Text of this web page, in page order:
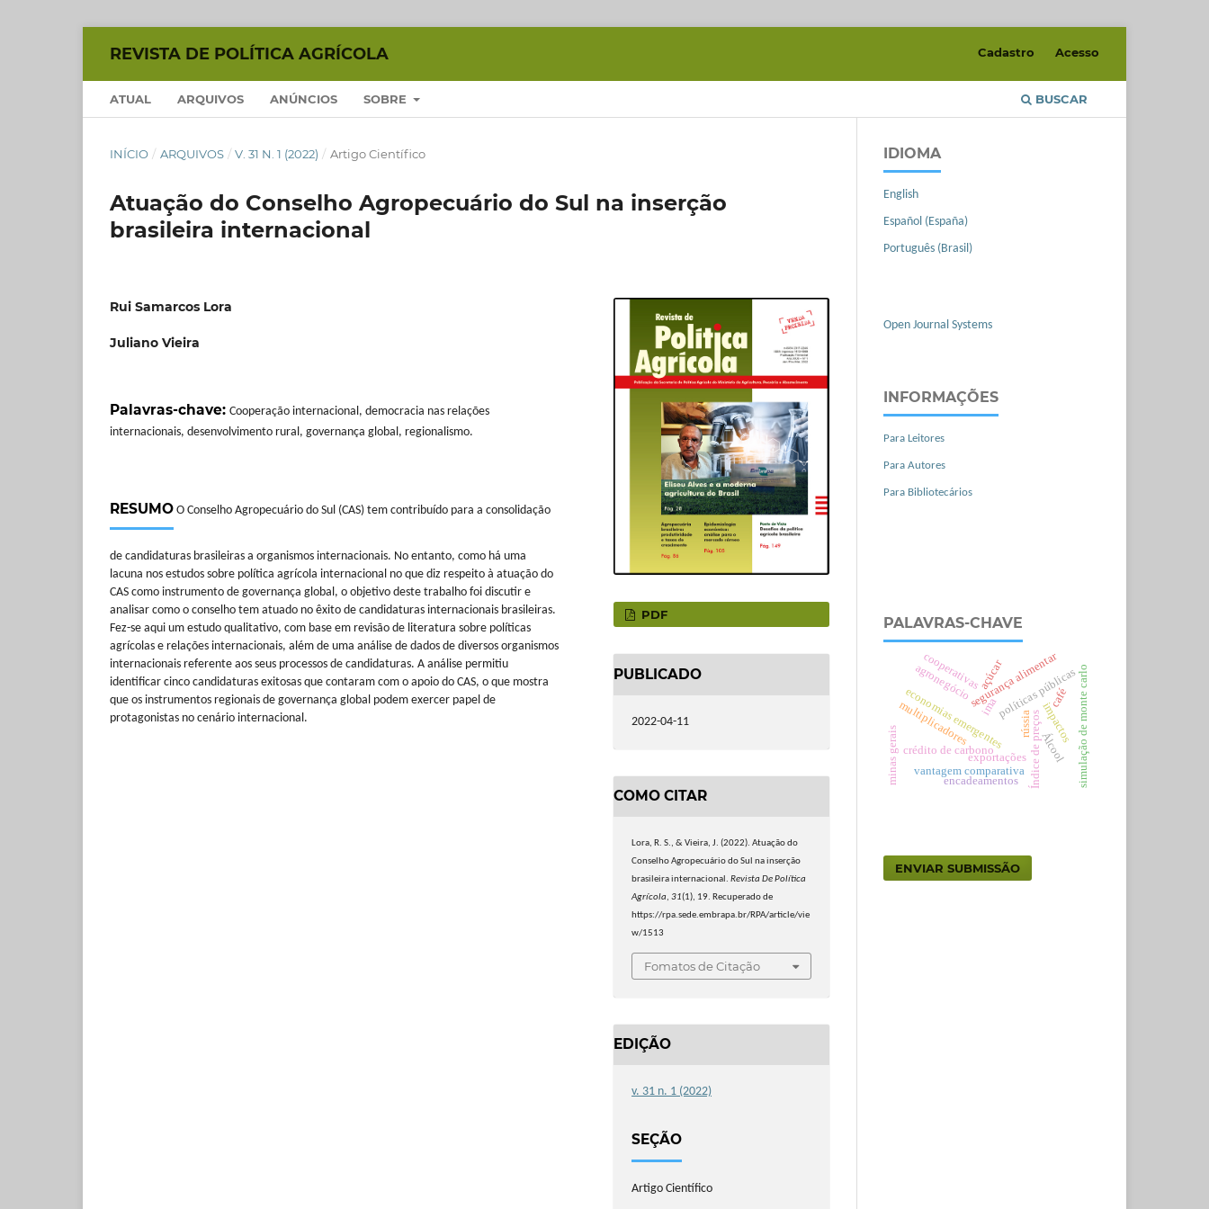
REVISTA DE POLÍTICA AGRÍCOLA
ATUAL ARQUIVOS ANÚNCIOS SOBRE BUSCAR
Cadastro Acesso
INÍCIO / ARQUIVOS / V. 31 N. 1 (2022) / Artigo Científico
Atuação do Conselho Agropecuário do Sul na inserção
brasileira internacional
Rui Samarcos Lora
Juliano Vieira
Palavras-chave: Cooperação internacional, democracia nas relações
internacionais, desenvolvimento rural, governança global, regionalismo.
RESUMO O Conselho Agropecuário do Sul (CAS) tem contribuído para a consolidação
de candidaturas brasileiras a organismos internacionais. No entanto, como há uma
lacuna nos estudos sobre política agrícola internacional no que diz respeito à atuação do
CAS como instrumento de governança global, o objetivo deste trabalho foi discutir e
analisar como o conselho tem atuado no êxito de candidaturas internacionais brasileiras.
Fez-se aqui um estudo qualitativo, com base em revisão de literatura sobre políticas
agrícolas e relações internacionais, além de uma análise de dados de diversos organismos
internacionais referente aos seus processos de candidaturas. A análise permitiu
identificar cinco candidaturas exitosas que contaram com o apoio do CAS, o que mostra
que os instrumentos regionais de governança global podem exercer papel de
protagonistas no cenário internacional.
PDF
PUBLICADO
2022-04-11
COMO CITAR
Lora, R. S., & Vieira, J. (2022). Atuação do
Conselho Agropecuário do Sul na inserção
brasileira internacional.Revista De Política
Agrícola,31(1), 19. Recuperado de
https://rpa.sede.embrapa.br/RPA/article/vie
w/1513
Fomatos de Citação
EDIÇÃO
v. 31 n. 1 (2022)
SEÇÃO
Artigo Científico
IDIOMA
English
Español (España)
Português (Brasil)
Open Journal Systems
INFORMAÇÕES
Para Leitores
Para Autores
Para Bibliotecários
PALAVRAS-CHAVE
economias emergentespolíticas públicas
segurança alimentar
Índice de preços
açúcar
Álcool
exportações
vantagem comparativa
cooperativas
crédito de carbono
impactos
encadeamentos
multiplicadores
agronegócio
minas gerais
café simulação de monte carlo
ima
rússia
ENVIAR SUBMISSÃO